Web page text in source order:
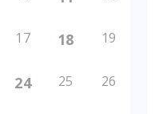
17 18 19
24 25 26